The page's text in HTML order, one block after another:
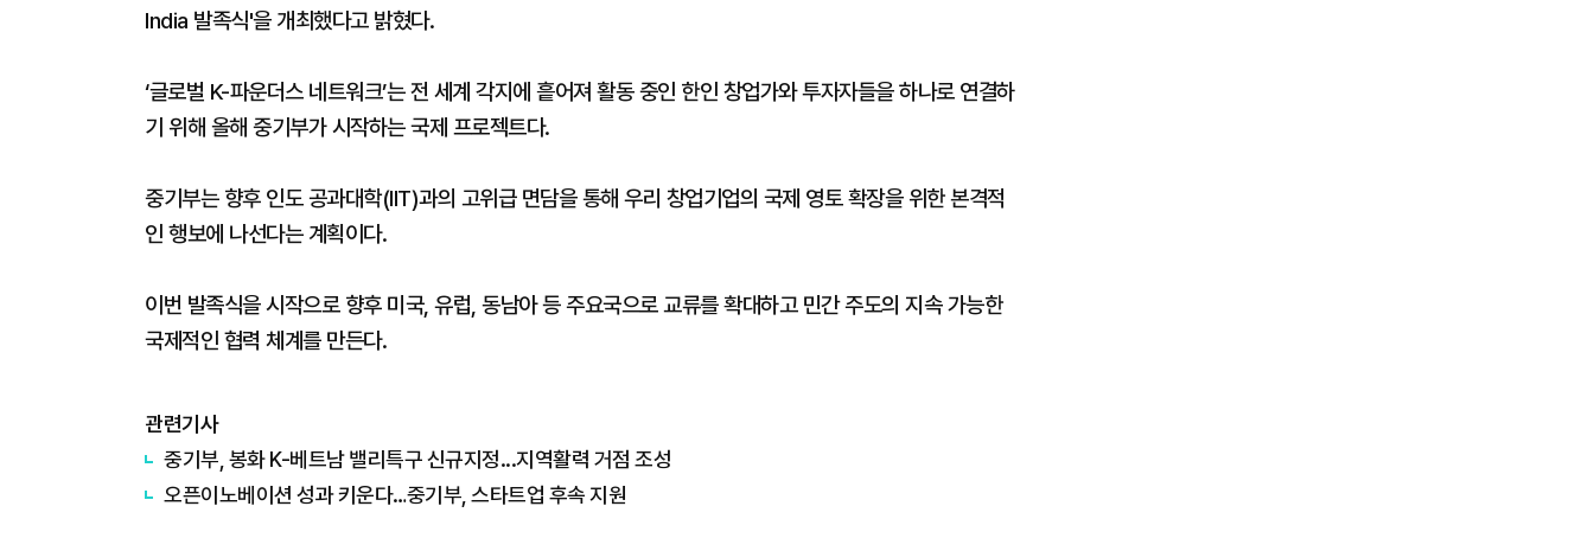
India 발족식'을 개최했다고 밝혔다.
‘글로벌 K-파운더스 네트워크’는 전 세계 각지에 흩어져 활동 중인 한인 창업가와 투자자들을 하나로 연결하
기 위해 올해 중기부가 시작하는 국제 프로젝트다.
중기부는 향후 인도 공과대학(IIT)과의 고위급 면담을 통해 우리 창업기업의 국제 영토 확장을 위한 본격적
인 행보에 나선다는 계획이다.
이번 발족식을 시작으로 향후 미국, 유럽, 동남아 등 주요국으로 교류를 확대하고 민간 주도의 지속 가능한
국제적인 협력 체계를 만든다.
관련기사
중기부, 봉화 K-베트남 밸리특구 신규지정...지역활력 거점 조성
오픈이노베이션 성과 키운다…중기부, 스타트업 후속 지원